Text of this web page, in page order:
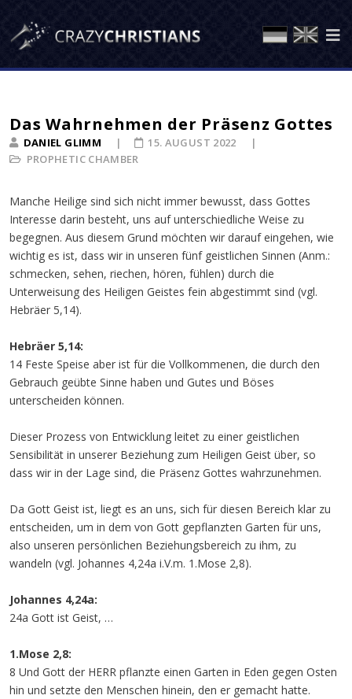
Das Wahrnehmen der Präsenz Gottes
DANIEL GLIMM
PROPHETIC CHAMBER
15. AUGUST 2022
Manche Heilige sind sich nicht immer bewusst, dass Gottes
Interesse darin besteht, uns auf unterschiedliche Weise zu
begegnen. Aus diesem Grund möchten wir darauf eingehen, wie
wichtig es ist, dass wir in unseren fünf geistlichen Sinnen (Anm.:
schmecken, sehen, riechen, hören, fühlen) durch die
Unterweisung des Heiligen Geistes fein abgestimmt sind (vgl.
Hebräer 5,14).
Hebräer 5,14:
14 Feste Speise aber ist für die Vollkommenen, die durch den
Gebrauch geübte Sinne haben und Gutes und Böses
unterscheiden können.
Dieser Prozess von Entwicklung leitet zu einer geistlichen
Sensibilität in unserer Beziehung zum Heiligen Geist über, so
dass wir in der Lage sind, die Präsenz Gottes wahrzunehmen.
Da Gott Geist ist, liegt es an uns, sich für diesen Bereich klar zu
entscheiden, um in dem von Gott gepflanzten Garten für uns,
also unseren persönlichen Beziehungsbereich zu ihm, zu
wandeln (vgl. Johannes 4,24a i.V.m. 1.Mose 2,8).
Johannes 4,24a:
24a Gott ist Geist, …
1.Mose 2,8:
8 Und Gott der HERR pflanzte einen Garten in Eden gegen Osten
hin und setzte den Menschen hinein, den er gemacht hatte.